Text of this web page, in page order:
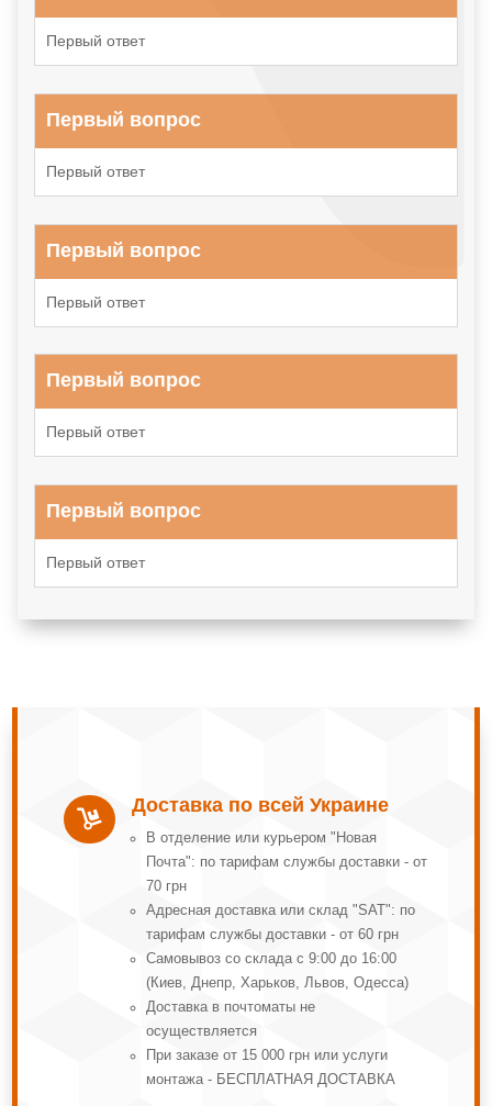
Первый ответ
Первый вопрос
Первый ответ
Первый вопрос
Первый ответ
Первый вопрос
Первый ответ
Первый вопрос
Первый ответ

Доставка по всей Украине
В отделение или курьером "Новая
Почта": по тарифам службы доставки - от
70 грн
Адресная доставка или склад "SAT": по
тарифам службы доставки - от 60 грн
Самовывоз со склада с 9:00 до 16:00
(Киев, Днепр, Харьков, Львов, Одесса)
Доставка в почтоматы не
осуществляется
При заказе от 15 000 грн или услуги
монтажа - БЕСПЛАТНАЯ ДОСТАВКА